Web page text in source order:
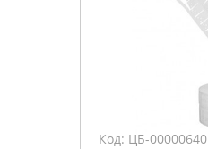
Код: ЦБ-00000640